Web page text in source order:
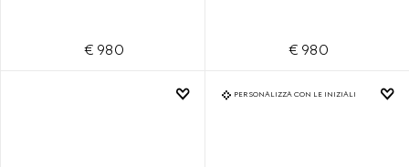
€ 980 € 980
PERSONALIZZA CON LE INIZIALI